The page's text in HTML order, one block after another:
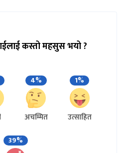
कस्तो महसुस भयो ?
4%
अचम्मित
1%
उत्साहित
39%